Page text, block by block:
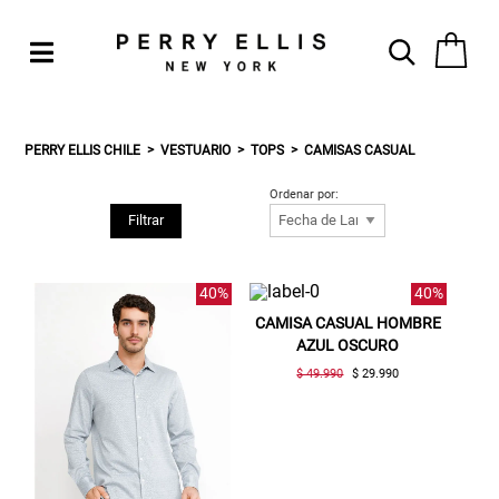
PERRY ELLIS CHILE VESTUARIO TOPS CAMISAS CASUAL
Filtrar
Ordenar por:
40% 40%
CAMISA CASUAL HOMBRE
AZUL OSCURO
$ 49.990 $ 29.990